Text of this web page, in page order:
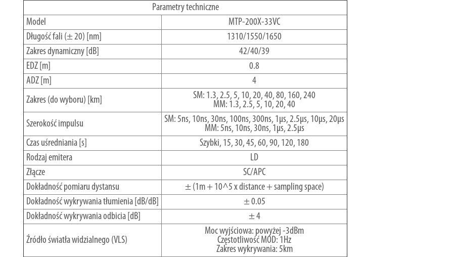
Parametry techniczne
Model
MTP-200X-33VC
Długość fali (± 20) [nm]
1310/1550/1650
Zakres dynamiczny [dB]
42/40/39
EDZ [m]
0.8
ADZ [m]
4
Zakres (do wyboru) [km]
SM: 1.3, 2.5, 5, 10, 20, 40, 80, 160, 240
MM: 1.3, 2.5, 5, 10, 20, 40
Szerokość impulsu
SM: 5ns, 10ns, 30ns, 100ns, 300ns, 1µs, 2.5µs, 10µs, 20µs
MM: 5ns, 10ns, 30ns, 1µs, 2.5µs
Czas uśredniania [s]
Szybki, 15, 30, 45, 60, 90, 120, 180
Rodzaj emitera
LD
Złącze
SC/APC
Dokładność pomiaru dystansu
± (1m + 10^5 x distance + sampling space)
Dokładność wykrywania tłumienia [dB/dB]
± 0.05
Dokładność wykrywania odbicia [dB]
± 4
Źródło światła widzialnego (VLS)
Moc wyjściowa: powyżej -3dBm
Częstotliwość MOD: 1Hz
Zakres wykrywania: 5km